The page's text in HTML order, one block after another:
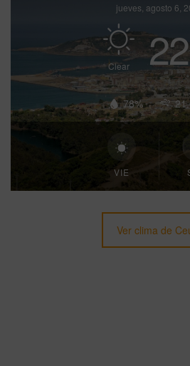
jueves, agosto 6,
Clear 22
78%
VIE
Ver clima de